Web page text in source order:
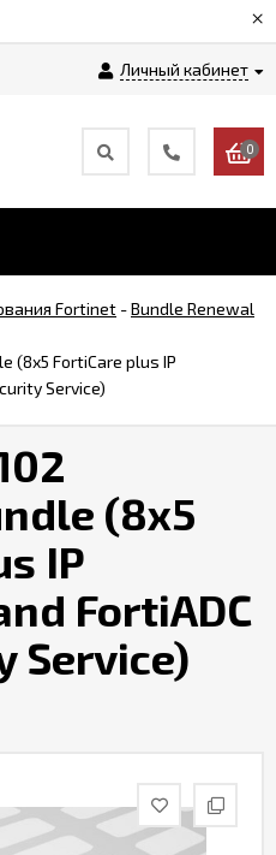
×
Личный кабинет
0
Fortinet -Bundle Renewal
(8x5 FortiCare plus IP
Service)
(8x5
IP
FortiADC
Service)